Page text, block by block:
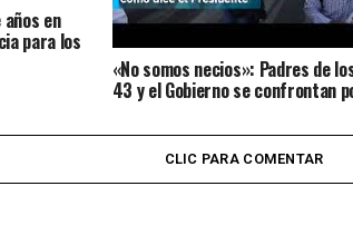
en
para los
«No somos necios»: Padres de
43 y el Gobierno se confrontan
CLIC PARA COMENTAR